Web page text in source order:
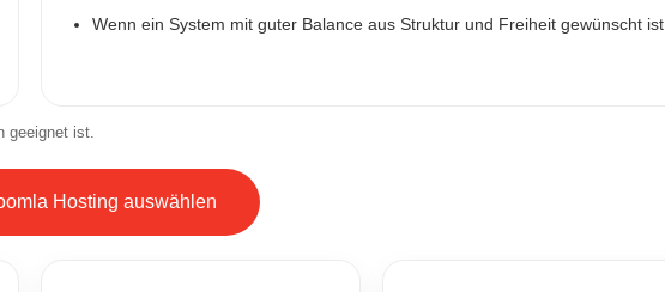
Wenn ein System mit guter Balance aus Struktur und Freiheit gewünscht ist
geeignet ist.
Hosting auswählen